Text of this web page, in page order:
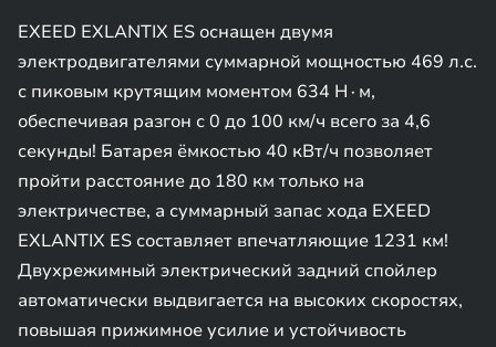
EXEED EXLANTIX ES оснащен двумя
электродвигателями суммарной мощностью 469 л.с.
с пиковым крутящим моментом 634 Н∙м,
обеспечивая разгон с 0 до 100 км/ч всего за 4,6
секунды! Батарея ёмкостью 40 кВт/ч позволяет
пройти расстояние до 180 км только на
электричестве, а суммарный запас хода EXEED
EXLANTIX ES составляет впечатляющие 1231 км!
Двухрежимный электрический задний спойлер
автоматически выдвигается на высоких скоростях,
повышая прижимное усилие и устойчивость